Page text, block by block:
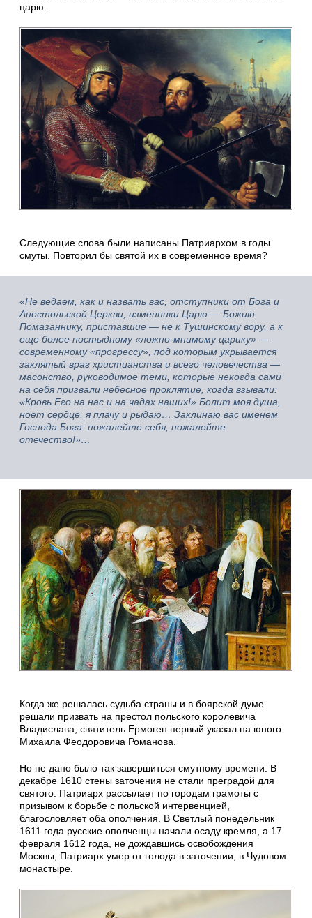
царю.
Следующие слова были написаны Патриархом в годы
смуты. Повторил бы святой их в современное время?
«Не ведаем, как и назвать вас, отступники от Бога и
Апостольской Церкви, изменники Царю — Божию
Помазаннику, приставшие — не к Тушинскому вору, а к
еще более постыдному «ложно-мнимому царику» —
современному «прогрессу», под которым укрывается
заклятый враг христианства и всего человечества —
масонство, руководимое теми, которые некогда сами
на себя призвали небесное проклятие, когда взывали:
«Кровь Его на нас и на чадах наших!» Болит моя душа,
ноет сердце, я плачу и рыдаю… Заклинаю вас именем
Господа Бога: пожалейте себя, пожалейте
отечество!»…
Когда же решалась судьба страны и в боярской думе
решали призвать на престол польского королевича
Владислава, святитель Ермоген первый указал на юного
Михаила Феодоровича Романова.
Но не дано было так завершиться смутному времени. В
декабре 1610 стены заточения не стали преградой для
святого. Патриарх рассылает по городам грамоты с
призывом к борьбе с польской интервенцией,
благословляет оба ополчения. В Светлый понедельник
1611 года русские ополченцы начали осаду кремля, а 17
февраля 1612 года, не дождавшись освобождения
Москвы, Патриарх умер от голода в заточении, в Чудовом
монастыре.